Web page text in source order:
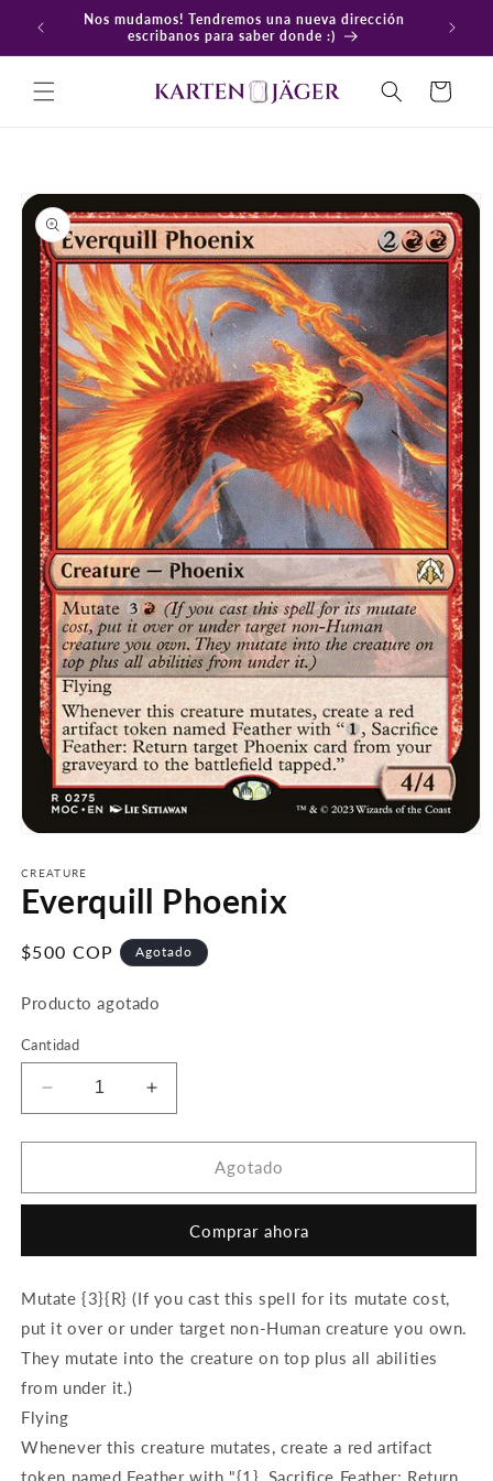
directamenteNos mudamos! Tendremos una nueva dirección
escribanos para saber donde :)
Carrito
directamente
a la
información
del producto
multimedia
1
en
modal
CREATURE
Everquill Phoenix
Precio
$500 COP Agotado
Producto agotado
Cantidad
Reducir
cantidad
para
Phoenix
Aumentar
cantidad
para
Everquill
Phoenix
Agotado
Comprar ahora
Mutate {3}{R} (If you cast this spell for its mutate cost,
put it over or under target non-Human creature you own.
They mutate into the creature on top plus all abilities
from under it.)
Flying
Whenever this creature mutates, create a red artifact
token named Feather with "{1}, Sacrifice Feather: Return